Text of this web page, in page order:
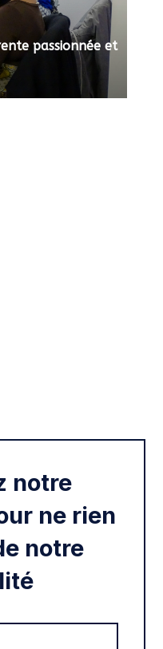
passionnée et
notre
ne rien
notre